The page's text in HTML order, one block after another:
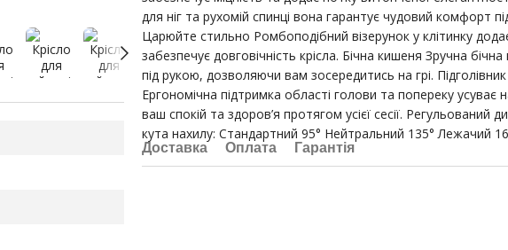
для ніг та рухомій спинці вона гарантує чудовий комфорт
Царюйте стильно Ромбоподібний візерунок у клітинку
забезпечує довговічність крісла. Бічна кишеня Зручна
під рукою, дозволяючи вам зосередитись на грі.
Ергономічна підтримка області голови та попереку усуває
ваш спокій та здоров’я протягом усієї сесії. Регульований
кута нахилу: Стандартний 95° Нейтральний 135° Лежачий
Доставка Оплата Гарантія